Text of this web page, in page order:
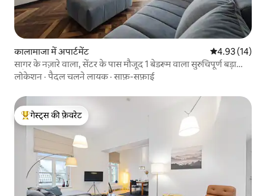
कालामाजा में अपार्टमेंट औसत रेटिंग 5 में
4.93 (14)
सागर के नज़ारे वाला, सेंटर के पास मौजूद 1 बेडरूम वाला सुरुचिपूर्ण बड़ा
फ़्लैट
लोकेशन ·पैदल चलने लायक·साफ़-सफ़ाई
गेस्ट्स का टॉप फ़ेवरेट
गेस्ट्स की फ़ेवरेट